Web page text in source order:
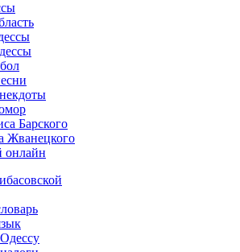
Барского
Жванецкого
онлайн